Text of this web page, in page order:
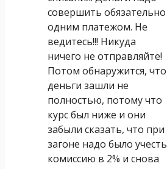
совершить обязательно
одним платежом. Не
ведитесь!!! Никуда
ничего не отправляйте!
Потом обнаружится, что
деньги зашли не
полностью, потому что
курс был ниже и они
забыли сказать, что при
загоне надо было учесть
комиссию в 2% и снова